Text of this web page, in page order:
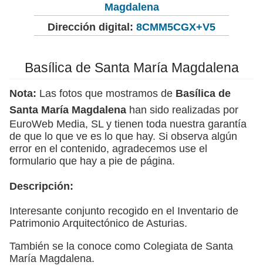
Magdalena
Dirección digital: 8CMM5CGX+V5
Basílica de Santa María Magdalena
Nota: Las fotos que mostramos de Basílica de
Santa María Magdalena han sido realizadas por
EuroWeb Media, SL y tienen toda nuestra garantía
de que lo que ve es lo que hay. Si observa algún
error en el contenido, agradecemos use el
formulario que hay a pie de página.
Descripción:
Interesante conjunto recogido en el Inventario de
Patrimonio Arquitectónico de Asturias.
También se la conoce como Colegiata de Santa
María Magdalena.